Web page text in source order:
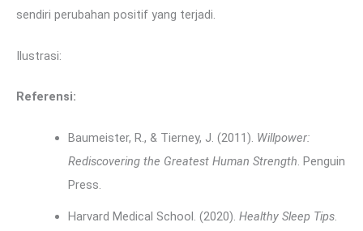
sendiri perubahan positif yang terjadi.
Ilustrasi:
Referensi:
Baumeister, R., & Tierney, J. (2011). Willpower:
Rediscovering the Greatest Human Strength. Penguin
Press.
Harvard Medical School. (2020). Healthy Sleep Tips.